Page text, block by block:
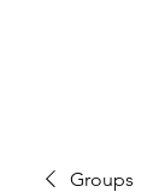
Groups